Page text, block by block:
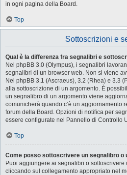
in ogni pagina della Board.
Top
Sottoscrizioni e
Qual è la differenza fra segnalibri e
Nel phpBB 3.0 (Olympus), i segnalibri
segnalibri di un browser web. Non si viene
Nel phpBB 3.1 (Ascraeus), 3.2 (Rhea) e 3.3
alla sottoscrizione di un argomento. È
un segnalibro di un argomento viene
comunicherà quando c’è un aggiornamento
forum della Board. Opzioni di notifica per
essere configurate nel Pannello di Controllo
Top
Come posso sottoscrivere un segnalibro o
Puoi aggiungere ai segnalibri o
cliccando sul collegamento appropriato nel